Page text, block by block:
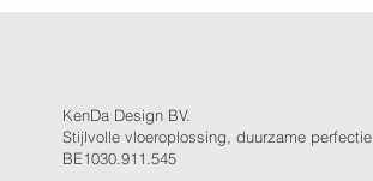
KenDa Design BV.
Stijlvolle vloeroplossing, duurzame perfectie
BE1030.911.545